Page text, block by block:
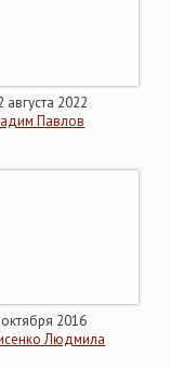
августа 2022
Павлов
2016
Людмила